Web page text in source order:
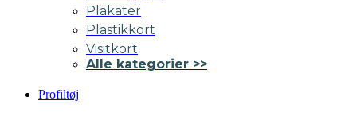
Plakater
Plastikkort
Visitkort
Alle kategorier >>
Profiltøj